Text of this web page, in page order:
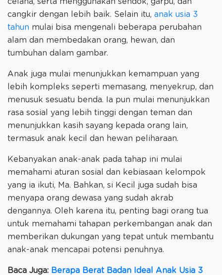
cangkir dengan lebih baik. Selain itu, anak usia 3
tahun mulai bisa mengenali beberapa perubahan
alam dan membedakan orang, hewan, dan
tumbuhan dalam gambar.
Anak juga mulai menunjukkan kemampuan yang
lebih kompleks seperti memasang, menyekrup, dan
menusuk sesuatu benda. Ia pun mulai menunjukkan
rasa sosial yang lebih tinggi dengan teman dan
menunjukkan kasih sayang kepada orang lain,
termasuk anak kecil dan hewan peliharaan.
Kebanyakan anak-anak pada tahap ini mulai
memahami aturan sosial dan kebiasaan kelompok
yang ia ikuti, Ma. Bahkan, si Kecil juga sudah bisa
menyapa orang dewasa yang sudah akrab
dengannya. Oleh karena itu, penting bagi orang tua
untuk memahami tahapan perkembangan anak dan
memberikan dukungan yang tepat untuk membantu
anak-anak mencapai potensi penuhnya.
Baca Juga: Berapa Berat Badan Ideal Anak Usia 3